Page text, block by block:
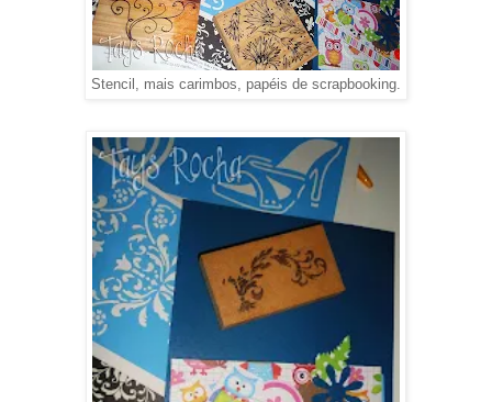
Stencil, mais carimbos, papéis de scrapbooking.